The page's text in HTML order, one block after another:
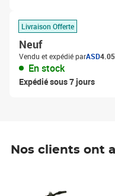
Livraison Offerte
Neuf
Vendu et expédié parASD
En stock
Expédié sous 7 jours
Nos clients ont